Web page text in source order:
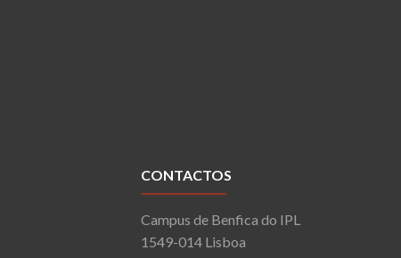
CONTACTOS
Campus de Benfica do IPL
1549-014 Lisboa